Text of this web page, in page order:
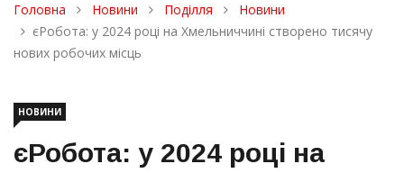
Головна Новини Поділля
Новини
єРобота: у 2024 році на Хмельниччині створено тисячу
нових робочих місць
НОВИНИ
єРобота: у 2024 році на